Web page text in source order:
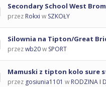
Secondary School West
przez Rokxi w SZKOŁY
Silownia na Tipton/Great
przezwb20w SPORT
Mamuski z tipton kolo sure
przez gosiunia1101 w RODZINA I